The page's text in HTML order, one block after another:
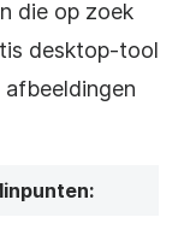
die op zoek
desktop-tool